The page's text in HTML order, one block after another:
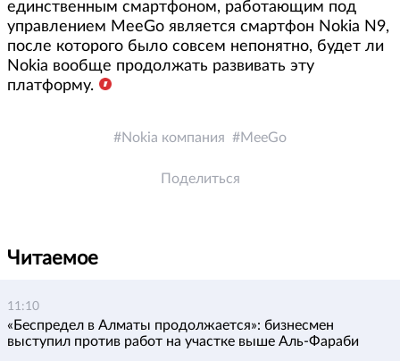
единственным смартфоном, работающим под
управлением MeeGo является смартфон Nokia N9,
после которого было совсем непонятно, будет ли
Nokia вообще продолжать развивать эту
платформу.
Nokia компания MeeGo
Поделиться
Читаемое
11:10
«Беспредел в Алматы продолжается»: бизнесмен
выступил против работ на участке выше Аль-Фараби